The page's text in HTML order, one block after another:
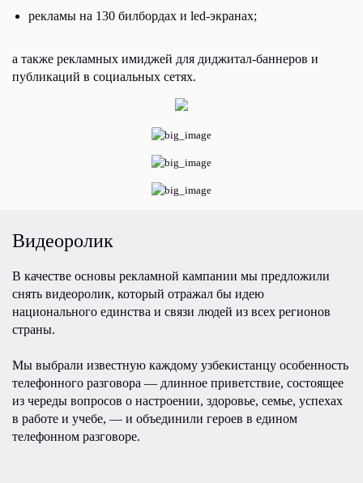
рекламы на 130 билбордах и led-экранах;
а также рекламных имиджей для диджитал-баннеров и
публикаций в социальных сетях.
Видеоролик
В качестве основы рекламной кампании мы предложили
снять видеоролик, который отражал бы идею
национального единства и связи людей из всех регионов
страны.
Мы выбрали известную каждому узбекистанцу особенность
телефонного разговора — длинное приветствие, состоящее
из череды вопросов о настроении, здоровье, семье, успехах
в работе и учебе, — и объединили героев в едином
телефонном разговоре.